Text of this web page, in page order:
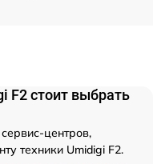
F2 стоит выбрать
центров,
техники Umidigi F2.